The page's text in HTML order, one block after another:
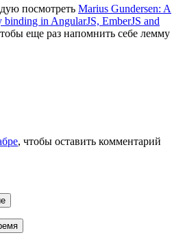
посмотреть Marius Gundersen: A
in AngularJS, EmberJS and
еще раз напомнить себе лемму
, чтобы оставить комментарий